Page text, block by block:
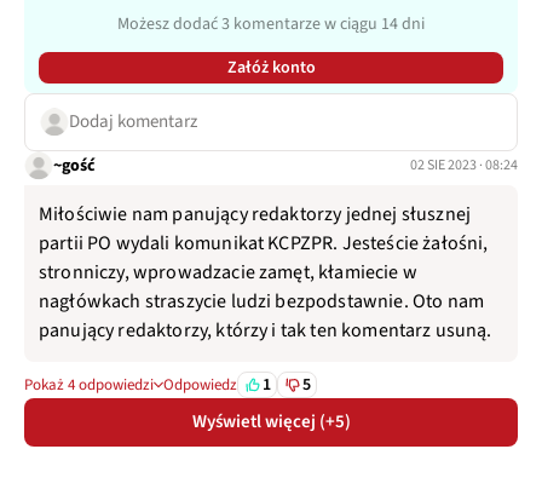
Możesz dodać 3 komentarze w ciągu 14 dni
Załóż konto
Dodaj komentarz
~gość 02 SIE 2023 · 08:24
Miłościwie nam panujący redaktorzy jednej słusznej
partii PO wydali komunikat KCPZPR. Jesteście żałośni,
stronniczy, wprowadzacie zamęt, kłamiecie w
nagłówkach straszycie ludzi bezpodstawnie. Oto nam
panujący redaktorzy, którzy i tak ten komentarz usuną.
Pokaż 4 odpowiedzi Odpowiedz 1 5
Wyświetl więcej (+5)